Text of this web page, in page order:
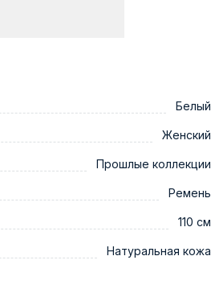
Белый
Женский
Прошлые коллекции
Ремень
110 см
Натуральная кожа